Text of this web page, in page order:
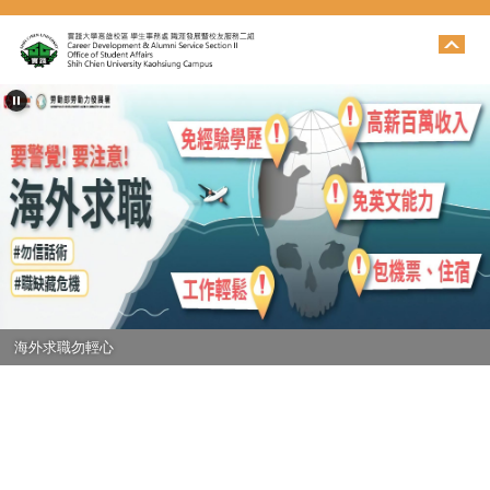
跳
到
主
內
區
海外求職勿輕心